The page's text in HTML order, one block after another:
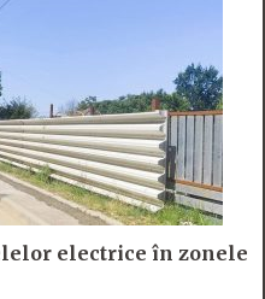
electrice în zonele